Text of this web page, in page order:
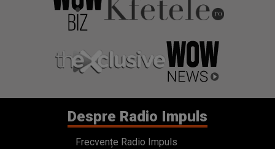
Despre Radio Impuls
Frecvențe Radio Impuls